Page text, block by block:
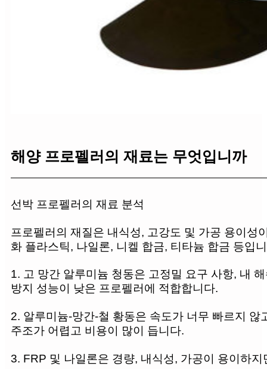
해양 프로펠러의 재료는 무엇입니까
선박 프로펠러의 재료 분석
프로펠러의 재질은 내식성, 고강도 및 가공 용이성
화 플라스틱, 나일론, 니켈 합금, 티타늄 합금 등입
1. 고 망간 알루미늄 청동은 고정밀 요구 사항, 내
방지 성능이 낮은 프로펠러에 적합합니다.
2. 알루미늄-망간-철 황동은 속도가 너무 빠르지
주조가 어렵고 비용이 많이 듭니다.
3. FRP 및 나일론은 경량, 내식성, 가공이 용이하